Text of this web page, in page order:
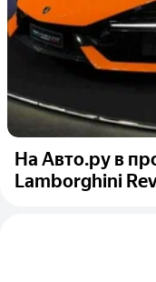
На Авто.ру в
Lamborghini